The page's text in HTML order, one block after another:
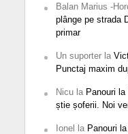
Balan Marius -
plânge pe strada
primar
Un suporterla
Punctaj maxim
Nicula Panouri
știe șoferii. Noi
Ionel la Panouri